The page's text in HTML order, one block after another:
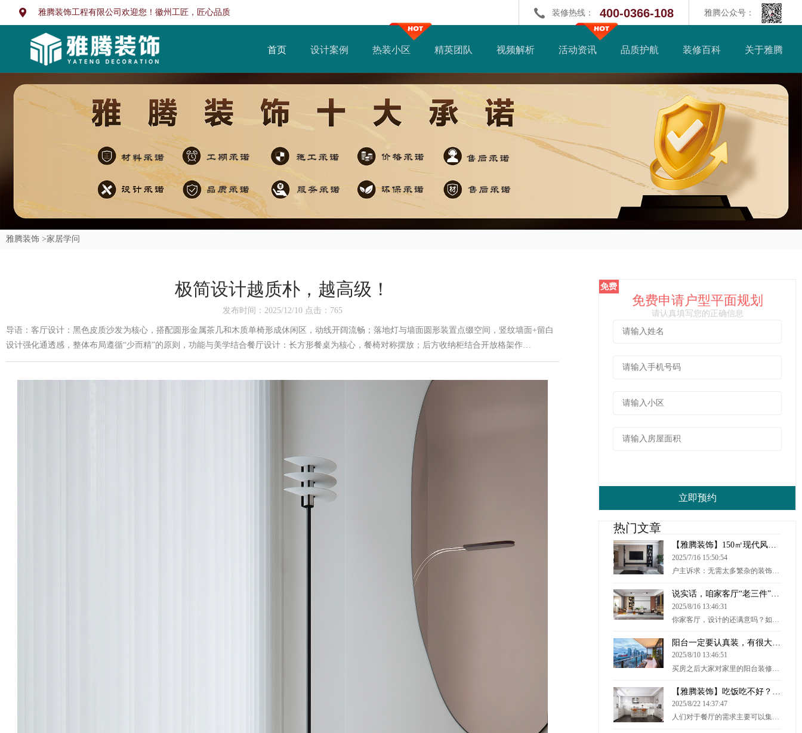
雅腾装饰工程有限公司欢迎您！徽州工匠，匠心品质 雅腾公众号：
装修热线： 400-0366-108
首页 设计案例 热装小区 精英团队 视频解析 活动资讯 品质护航 装修百科 关于雅腾
雅腾装饰 >家居学问
极简设计越质朴，越高级！
发布时间： 2025/12/10点击： 765
导语：客厅设计：黑色皮质沙发为核心，搭配圆形金属茶几和木质单椅形成休闲区，动线开阔流畅；落地灯与墙面圆形装置点缀空间，竖纹墙面+留白
设计强化通透感，整体布局遵循“少而精”的原则，功能与美学结合餐厅设计：长方形餐桌为核心，餐椅对称摆放；后方收纳柜结合开放格架作…
免费
免费申请户型平面规划
请认真填写您的正确信息
热门文章
【雅腾装饰】150㎡现代风，简约+木质风，安静而舒适
2025/7/16 15:50:54
户主诉求：无需太多繁杂的装饰，以简洁和纯粹的美好家居为主就行。设计师结合户主需求并加入自己想法，从木质元素入手，布置上简约舒适的家具软装，简单装饰布置，即可打造出一种简约自然而舒适的居住氛围感。客厅 无主灯的天花设计，让柔软的光线将客厅变得更加温馨，木…
说实话，咱家客厅“老三件”真该换换了！
2025/8/16 13:46:31
你家客厅，设计的还满意吗？如今的90后，有的喜欢在家轰趴、有的喜欢撸猫，不一样的生活方式造就不一样的居住百态。今儿，我们就分别从传统客厅、个性化客厅的布局和装饰，来说说当下人的“客厅设计”。 01.沙发+茶几+电视的传统客厅限于空间布局，很多客厅还摆脱不了“电…
2025/8/10 13:46:51
2025/8/22 14:37:47
人们对于餐厅的需求主要可以集中在“动线是否合理”和“就餐环境是否舒适、卫生”这两点，今天小编就带大家来了解一下，如何布置一个舒适的餐厅吧！